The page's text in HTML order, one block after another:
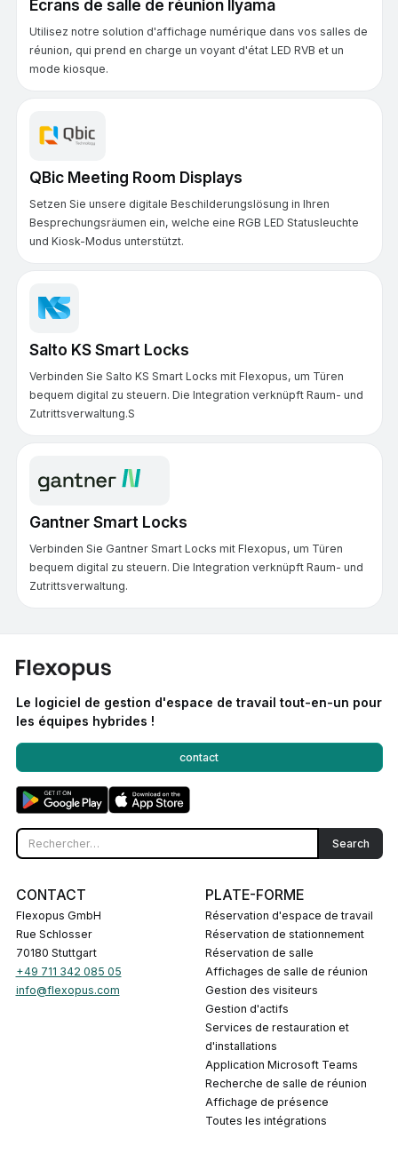
Écrans de salle de réunion Ilyama
Utilisez notre solution d'affichage numérique dans vos salles de
réunion, qui prend en charge un voyant d'état LED RVB et un
mode kiosque.
QBic Meeting Room Displays
Setzen Sie unsere digitale Beschilderungslösung in Ihren
Besprechungsräumen ein, welche eine RGB LED Statusleuchte
und Kiosk-Modus unterstützt.
Salto KS Smart Locks
Verbinden Sie Salto KS Smart Locks mit Flexopus, um Türen
bequem digital zu steuern. Die Integration verknüpft Raum- und
Zutrittsverwaltung.S
Gantner Smart Locks
Verbinden Sie Gantner Smart Locks mit Flexopus, um Türen
bequem digital zu steuern. Die Integration verknüpft Raum- und
Zutrittsverwaltung.
Le logiciel de gestion d'espace de travail tout-en-un pour
les équipes hybrides !
contact
CONTACT
Flexopus GmbH
Rue Schlosser
70180 Stuttgart
+49 711 342 085 05
info@flexopus.com
PLATE-FORME
Réservation d'espace de travail
Réservation de stationnement
Réservation de salle
Affichages de salle de réunion
Gestion des visiteurs
Gestion d'actifs
Services de restauration et
d'installations
Application Microsoft Teams
Recherche de salle de réunion
Affichage de présence
Toutes les intégrations